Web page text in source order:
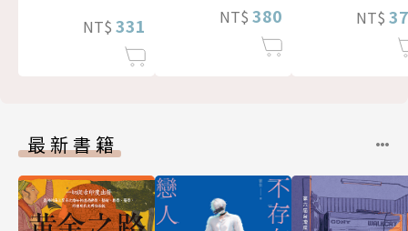
NT$ 331 NT$ 380 NT$
最新書籍